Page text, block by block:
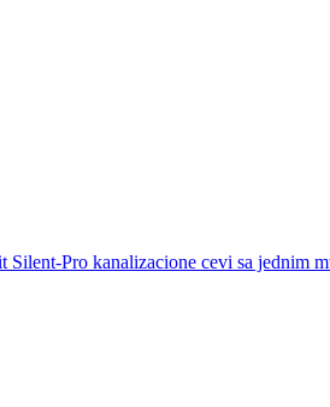
Silent-Pro kanalizacione cevi sa jednim